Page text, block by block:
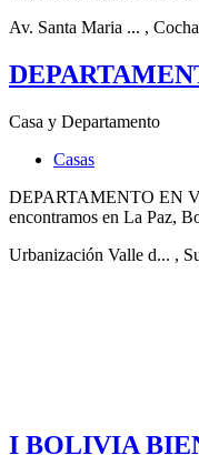
Av. Santa Maria ... ,
Casa y Departamento
Casas
DEPARTAMENTO EN
encontramos en La Paz,
Urbanización Valle d... ,
I BOLIVIA